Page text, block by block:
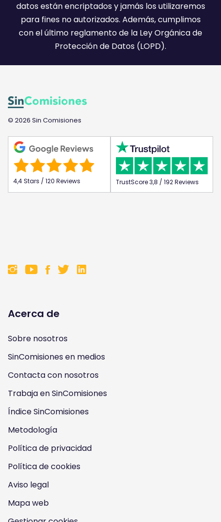
datos están encriptados y jamás los utilizaremos
para fines no autorizados. Además, cumplimos
con el último reglamento de la Ley Orgánica de
Protección de Datos (LOPD).
© 2026 Sin Comisiones
4,4 Stars / 120 Reviews TrustScore 3,8 / 192 Reviews
F
l
l
o
w
u
s
o
n
n
s
F
l
o
w
u
s
o
n
o
u
F
l
o
w
u
s
o
n
a
c
F
l
o
w
u
s
n
i
Acerca de
Sobre nosotros
SinComisiones en medios
Contacta con nosotros
Trabaja en SinComisiones
Índice SinComisiones
Metodología
Política de privacidad
Política de cookies
Aviso legal
Mapa web